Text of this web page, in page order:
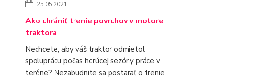
25.05.2021
Ako chrániť trenie povrchov v motore
traktora
Nechcete, aby váš traktor odmietol
spoluprácu počas horúcej sezóny práce v
teréne? Nezabudnite sa postarať o trenie